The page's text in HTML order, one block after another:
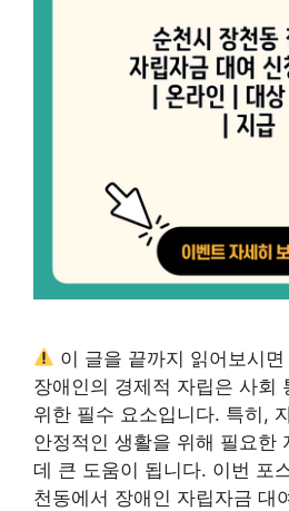
이 글을 끝까지 읽어보시
장애인의 경제적 자립은 사회
위한 필수 요소입니다. 특히,
안정적인 생활을 위해 필요한
데 큰 도움이 됩니다. 이번 포
천동에서 장애인 자립자금 대